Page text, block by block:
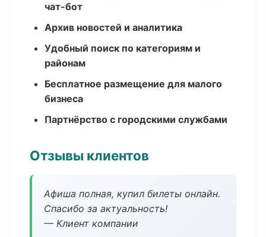
чат-бот
Архив новостей и аналитика
Удобный поиск по категориям и
районам
Бесплатное размещение для малого
бизнеса
Партнёрство с городскими службами
Отзывы клиентов
Афиша полная, купил билеты онлайн.
Спасибо за актуальность!
— Клиент компании